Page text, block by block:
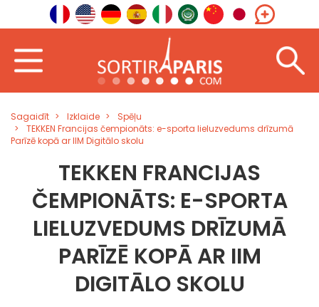
Sagaidīt Izklaide
Spēļu
TEKKEN Francijas čempionāts: e-sporta lieluzvedums drīzumā
Parīzē kopā ar IIM Digitālo skolu
TEKKEN FRANCIJAS
ČEMPIONĀTS: E-SPORTA
LIELUZVEDUMS DRĪZUMĀ
PARĪZĒ KOPĀ AR IIM
DIGITĀLO SKOLU